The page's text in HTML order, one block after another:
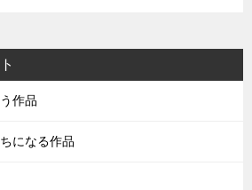
作品
になる作品